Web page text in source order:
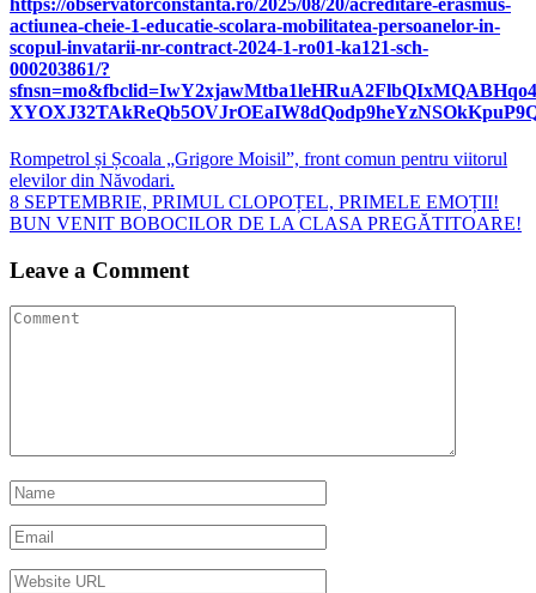
actiunea-cheie-1-educatie-scolara-mobilitatea-persoanelor-in-
scopul-invatarii-nr-contract-2024-1-ro01-ka121-sch-
000203861/?
Navigare
în
articole
Rompetrol și Școala „Grigore Moisil”, front comun pentru viitorul
elevilor din Năvodari.
8 SEPTEMBRIE, PRIMUL CLOPOȚEL, PRIMELE EMOȚII!
BUN VENIT BOBOCILOR DE LA CLASA PREGĂTITOARE!
Leave a Comment